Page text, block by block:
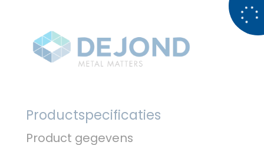
Productspecificaties
Product gegevens